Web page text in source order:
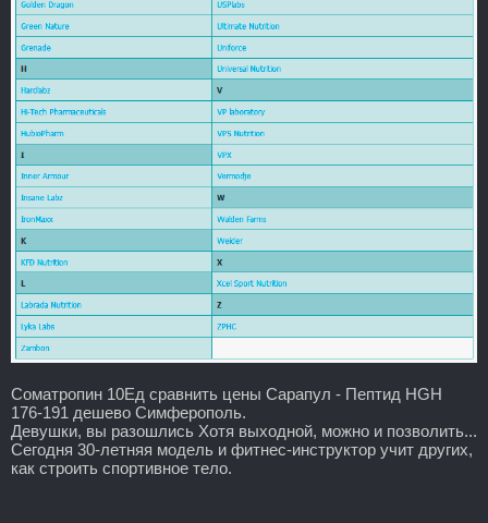
Cоматропин 10Ед сравнить цены Сарапул - Пептид HGH
176-191 дешево Симферополь.
Девушки, вы разошлись Хотя выходной, можно и позволить...
Сегодня 30-летняя модель и фитнес-инструктор учит других,
как строить спортивное тело.